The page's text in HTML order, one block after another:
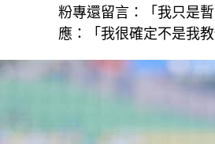
粉專還留言：「我只是
應：「我很確定不是我教